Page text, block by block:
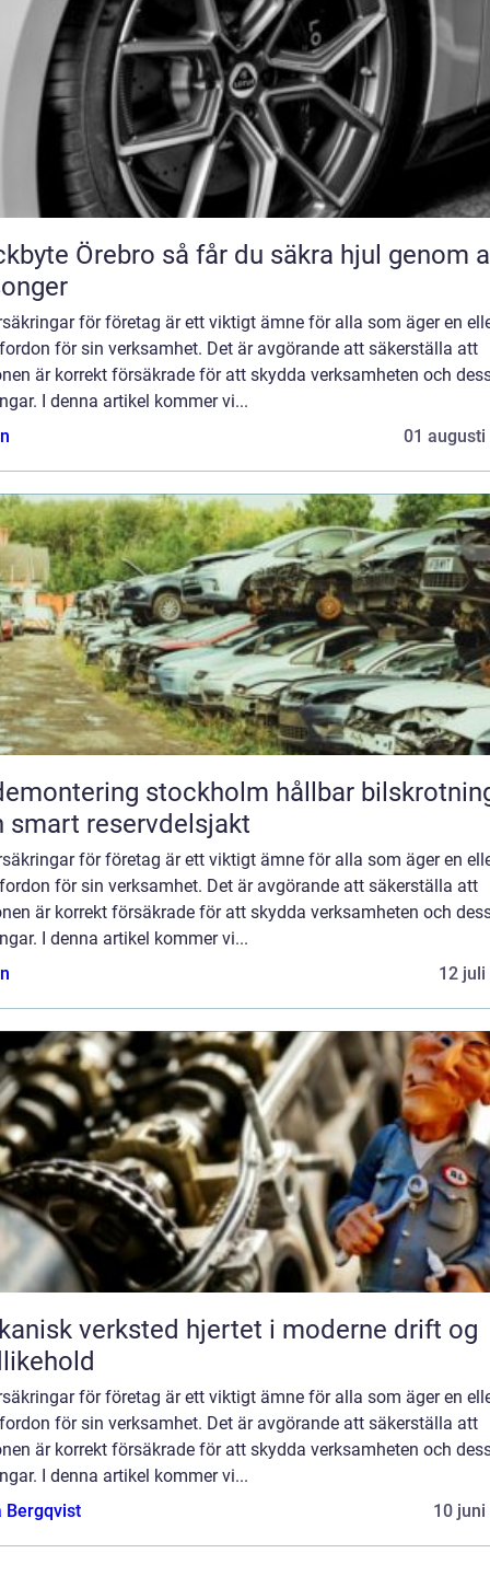
så får du säkra hjul genom alla
för företag är ett viktigt ämne för alla som äger en
för sin verksamhet. Det är avgörande att säkerställa att
är korrekt försäkrade för att skydda verksamheten och
I denna artikel kommer vi...
01 augusti
stockholm hållbar bilskrotning
smart reservdelsjakt
för företag är ett viktigt ämne för alla som äger en
för sin verksamhet. Det är avgörande att säkerställa att
är korrekt försäkrade för att skydda verksamheten och
I denna artikel kommer vi...
12 juli
verksted hjertet i moderne drift og
för företag är ett viktigt ämne för alla som äger en
för sin verksamhet. Det är avgörande att säkerställa att
är korrekt försäkrade för att skydda verksamheten och
I denna artikel kommer vi...
Bergqvist
10 juni